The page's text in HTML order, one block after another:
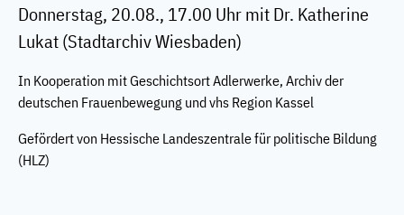
Donnerstag, 20.08., 17.00 Uhr mit Dr. Katherine
Lukat (Stadtarchiv Wiesbaden)
In Kooperation mit Geschichtsort Adlerwerke, Archiv der
deutschen Frauenbewegung und vhs Region Kassel
Gefördert von Hessische Landeszentrale für politische Bildung
(HLZ)